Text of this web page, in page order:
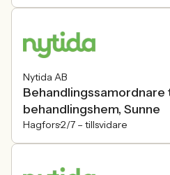
Nytida AB
behandlingshem, Sunne
Hagfors2/7 – tillsvidare